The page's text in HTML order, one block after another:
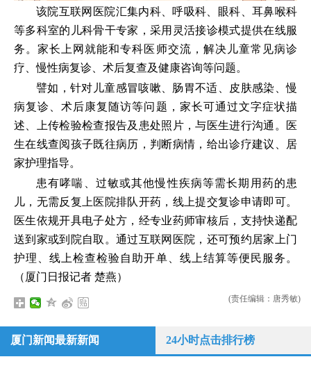
该院互联网医院汇集内科、呼吸科、眼科、耳鼻喉科
等多科室的儿科骨干专家，采用灵活接诊模式提供在线服
务。家长上网就能和专科医师交流，解决儿童常见病诊
疗、慢性病复诊、术后复查及健康咨询等问题。
譬如，针对儿童感冒咳嗽、肠胃不适、皮肤感染、慢
病复诊、术后康复随访等问题，家长可通过文字症状描
述、上传检验检查报告及患处照片，与医生进行沟通。医
生在线查阅孩子既往病历，判断病情，给出诊疗建议、居
家护理指导。
患有哮喘、过敏或其他慢性疾病等需长期用药的患
儿，无需反复上医院排队开药，线上提交复诊申请即可。
医生依规开具电子处方，经专业药师审核后，支持快递配
送到家或到院自取。通过互联网医院，还可预约居家上门
护理、线上检查检验自助开单、线上结算等便民服务。
（厦门日报记者 楚燕）
(责任编辑：唐秀敏)
厦门新闻最新新闻 24小时点击排行榜